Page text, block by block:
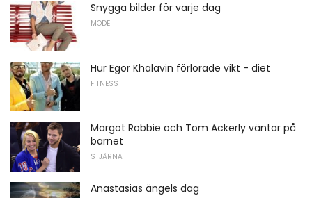
Snygga bilder för varje dag
MODE
Hur Egor Khalavin förlorade vikt - diet
FITNESS
Margot Robbie och Tom Ackerly väntar på
barnet
STJÄRNA
Anastasias ängels dag